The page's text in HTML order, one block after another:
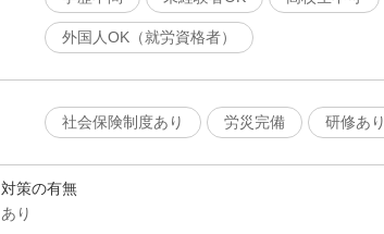
外国人OK（就労資格者）
社会保険制度あり
労災完備 研修あり
対策の有無
あり